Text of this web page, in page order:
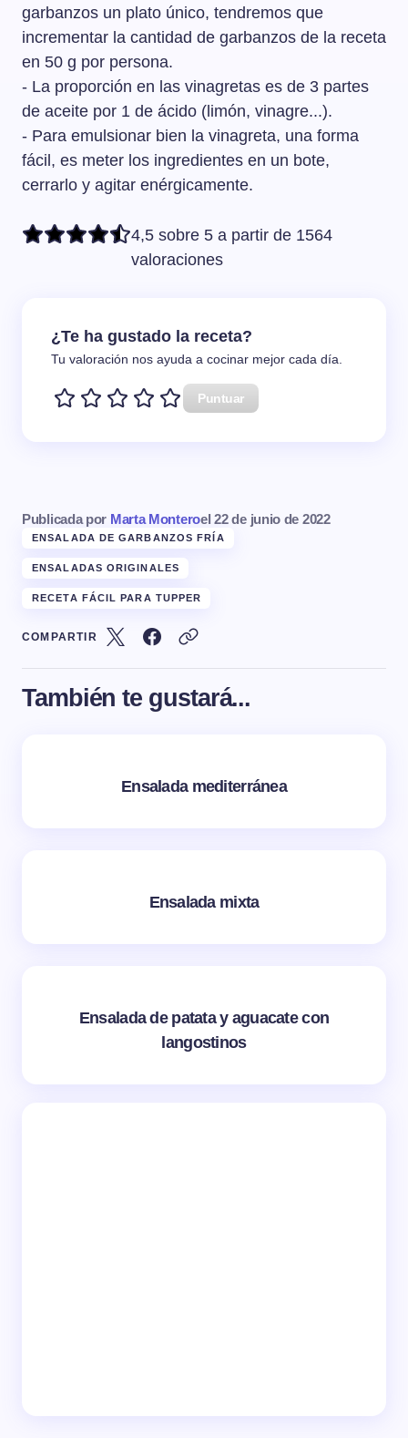
garbanzos un plato único, tendremos que
incrementar la cantidad de garbanzos de la receta
en 50 g por persona.
- La proporción en las vinagretas es de 3 partes
de aceite por 1 de ácido (limón, vinagre...).
- Para emulsionar bien la vinagreta, una forma
fácil, es meter los ingredientes en un bote,
cerrarlo y agitar enérgicamente.
4,5 sobre 5 a partir de 1564
valoraciones
¿Te ha gustado la receta?
Tu valoración nos ayuda a cocinar mejor cada día.
Puntuar
Publicada por Marta Monteroel 22 de junio de 2022
ENSALADA DE GARBANZOS FRÍA
ENSALADAS ORIGINALES
RECETA FÁCIL PARA TUPPER
COMPARTIR
También te gustará...
Ensalada mediterránea
Ensalada mixta
Ensalada de patata y aguacate con
langostinos